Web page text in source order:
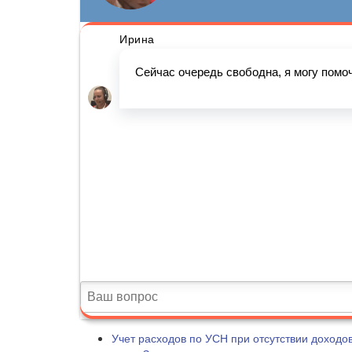
Учет расходов по УСН при отсутствии